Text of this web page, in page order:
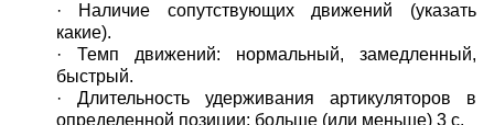
· Наличие сопутствующих движений (указать
какие).
· Темп движений: нормальный, замедленный,
быстрый.
· Длительность удерживания артикуляторов в
определенной позиции: больше (или меньше) 3 с.